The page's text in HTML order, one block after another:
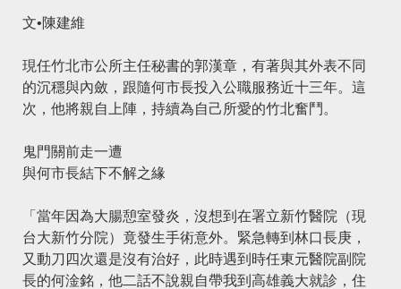
文•陳建維
現任竹北市公所主任秘書的郭漢章，有著與其外表不同
的沉穩與內斂，跟隨何市長投入公職服務近十三年。這
次，他將親自上陣，持續為自己所愛的竹北奮鬥。
鬼門關前走一遭
與何市長結下不解之緣
「當年因為大腸憩室發炎，沒想到在署立新竹醫院（現
台大新竹分院）竟發生手術意外。緊急轉到林口長庚，
又動刀四次還是沒有治好，此時遇到時任東元醫院副院
長的何淦銘，他二話不說親自帶我到高雄義大就診，住